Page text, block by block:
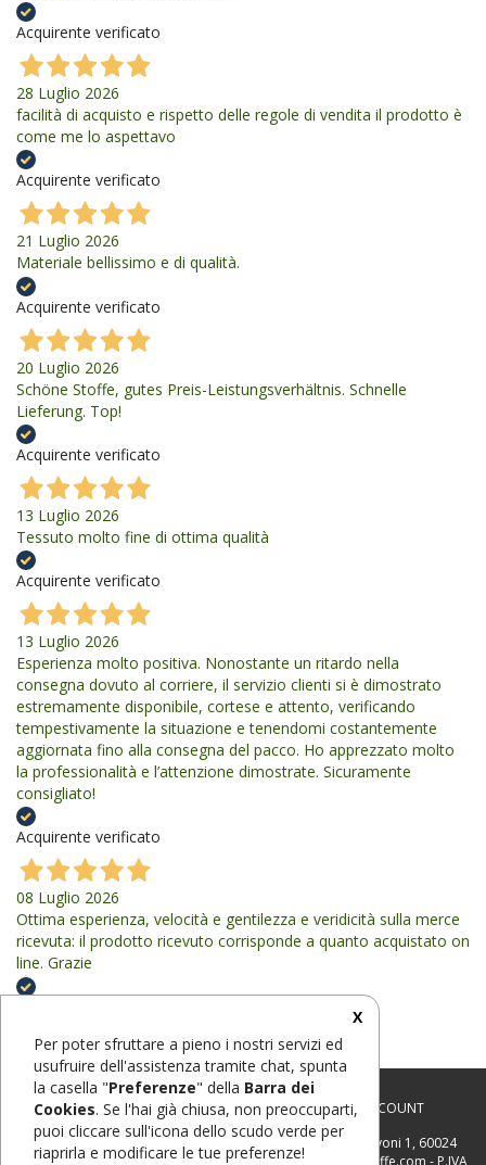
Acquirente verificato
28 Luglio 2026
facilità di acquisto e rispetto delle regole di vendita il prodotto è
come me lo aspettavo
Acquirente verificato
21 Luglio 2026
Materiale bellissimo e di qualità.
Acquirente verificato
20 Luglio 2026
Schöne Stoffe, gutes Preis-Leistungsverhältnis. Schnelle
Lieferung. Top!
Acquirente verificato
13 Luglio 2026
Tessuto molto fine di ottima qualità
Acquirente verificato
13 Luglio 2026
Esperienza molto positiva. Nonostante un ritardo nella
consegna dovuto al corriere, il servizio clienti si è dimostrato
estremamente disponibile, cortese e attento, verificando
tempestivamente la situazione e tenendomi costantemente
aggiornata fino alla consegna del pacco. Ho apprezzato molto
la professionalità e l’attenzione dimostrate. Sicuramente
consigliato!
Acquirente verificato
08 Luglio 2026
Ottima esperienza, velocità e gentilezza e veridicità sulla merce
ricevuta: il prodotto ricevuto corrisponde a quanto acquistato on
line. Grazie
CHI SIAMO-CONTATTI-CONDIZIONI-FAQ-MY ACCOUNT
Tessuti Mazzarini di Mazzarini Giorgio- Via G. Schiavoni 1, 60024
Filottrano (AN) - Tel: 071 722 1889 - Email: info@tessutiestoffe.com - P.IVA
X
Per poter sfruttare a pieno i nostri servizi ed
usufruire dell'assistenza tramite chat, spunta
la casella "Preferenze" della Barra dei
Cookies. Se l'hai già chiusa, non preoccuparti,
puoi cliccare sull'icona dello scudo verde per
riaprirla e modificare le tue preferenze!